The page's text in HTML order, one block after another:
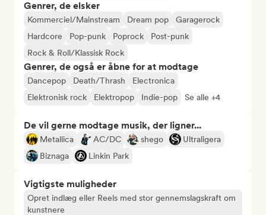
Genrer, de elsker
Kommerciel/Mainstream Dream pop
Garagerock
Hardcore
Pop-punk Poprock
Post-punk
Rock & Roll/Klassisk Rock
Genrer, de også er åbne for at modtage
Dancepop Death/Thrash
Electronica
Elektronisk rock
Elektropop Indie-pop Se alle +4
De vil gerne modtage musik, der ligner...
Metallica AC/DC shego
Ultraligera
Biznaga
Linkin Park
Vigtigste muligheder
Opret indlæg eller Reels med stor gennemslagskraft om
kunstnere